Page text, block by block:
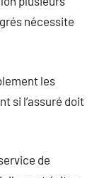
nécessite
les
si l’assuré doit
de